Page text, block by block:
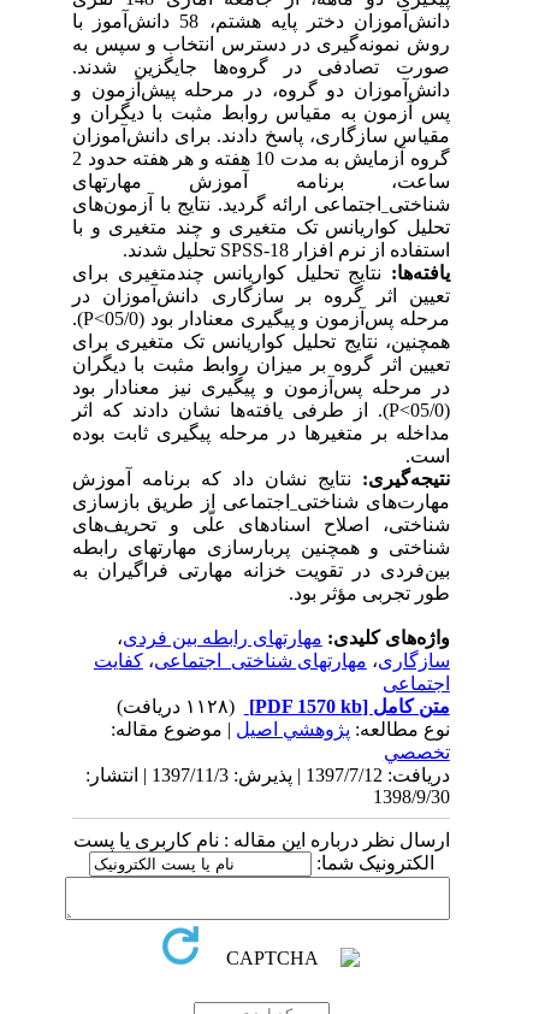
دانش‌آموزان
دختر پایه هشتم، 58 دانش­‌آموز با
روش نمونه‌گیری در دسترس انتخاب و سپس به
صورت تصادفی در گروه­‌ها جایگزین شدند.
دانش‌آموزان دو گروه، در مرحله پیش‌­آزمون و
پس آزمون به مقیاس روابط مثبت با دیگران و
مقیاس سازگاری، پاسخ دادند. برای دانش‌آموزان
گروه آزمایش به مدت 10 هفته و هر هفته حدود 2
ساعت، برنامه
آموزش مهارت­های
شناختی_ اجتماعی ارائه گردید. نتایج با آزمون­‌های
تحلیل کواریانس تک­ متغیری و چند متغیری و با
استفاده از نرم افزار SPSS-18تحلیل شدند.
یافته­‌ها: نتایج تحلیل کواریانس چندمتغیری برای
تعیین اثر گروه بر سازگاری دانش‌آموزان در
مرحله پس‌­­آزمون و پیگیریمعنادار بود(05/0
P<
).
همچنین، نتایج تحلیل کواریانس تک‌ متغیری برای
تعیین اثر گروه بر میزان روابط مثبت با دیگران
در مرحله پس‌­آزمون و پیگیری نیز معنادار بود
P<
). از طرفی یافتهها نشان دادند که اثر
مداخله بر متغیرها در مرحله پیگیری ثابت بوده
است.
نتیجه­‌گیری:نتایج نشان داد کهبرنامه آموزش
مهارت‌های شناختی_ اجتماعیاز طریق بازسازی
شناختی، اصلاح اسنادهای علّی و تحریف‌های
شناختی و همچنین پربارسازی مهارت­های رابطه
بین‌فردیدر تقویت خزانه مهارتی فراگیران به‌
طور تجربی مؤثر بود.
واژه‌های کلیدی:مهارت­های رابطه بین­ فردی،
سازگاری،مهارت­های شناختی_اجتماعی،کفایت
اجتماعی
متن کامل[PDF 1570 kb]
نوع مطالعه:پژوهشي اصیل| موضوع مقاله:
تخصصي
دریافت: 1397/7/12 | پذیرش: 1397/11/3 | انتشار:
1398/9/30
ارسال نظر درباره این مقاله : نام کاربری یا پست
الکترونیک شما: